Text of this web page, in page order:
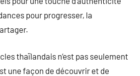
pour progresser, la
thaïlandais n’est pas seulement
une façon de découvrir et de